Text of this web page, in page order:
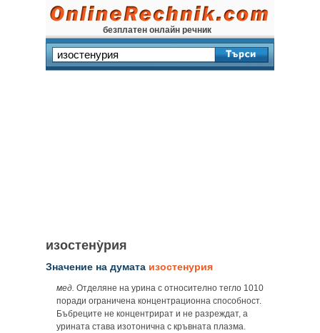
безплатен онлайн речник
изостену̀рия
Значение на думата изостенурия
мед. Отделяне на урина с относително тегло 1010
поради ограничена концентрационна способност.
Бъбреците не концентрират и не разреждат, а
урината става изотонична с кръвната плазма.